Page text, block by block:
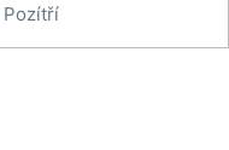
Pozítří